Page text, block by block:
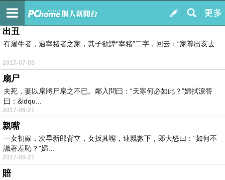
我的
訂閱
吃喝玩樂
出丑
有屠牛者，過宰豬者之家，其子欲諱“宰豬”二字，回云：“家尊出亥去...
2017-07-05
扇尸
夫死，妻以扇將尸扇之不已。鄰入問曰：“天寒何必如此？”婦拭淚答
曰：&ldqu...
2017-06-27
親嘴
一女初嫁，次早新郎背立，女扳其嘴，連親數下，郎大怒曰：“如何不
識著羞恥？”婦...
2017-06-21
賠